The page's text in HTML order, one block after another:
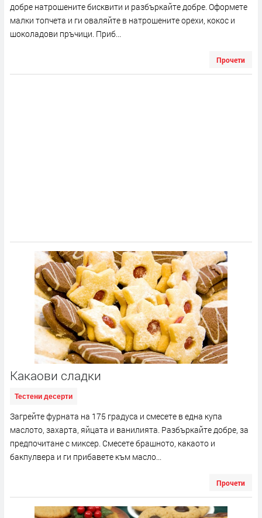
добре натрошените бисквити и разбъркайте добре. Оформете
малки топчета и ги оваляйте в натрошените орехи, кокос и
шоколадови пръчици. Приб...
Прочети
Какаови сладки
Тестени десерти
Загрейте фурната на 175 градуса и смесете в една купа
маслото, захарта, яйцата и ванилията. Разбъркайте добре, за
предпочитане с миксер. Смесете брашното, какаото и
бакпулвера и ги прибавете към масло...
Прочети